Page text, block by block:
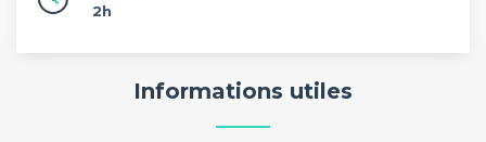
2h
Informations utiles